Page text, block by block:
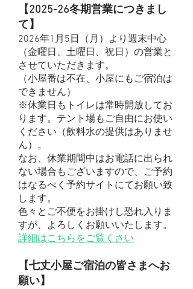
【2025-26冬期営業につきまし
て】
2026年1月5日（月）より週末中心
（金曜日、土曜日、祝日）の営業と
させていただきます。
（小屋番は不在、小屋にもご宿泊は
できません）
​※休業日もトイレは常時開放してお
ります。テント場もご自由にお使い
ください（飲料水の提供はありませ
ん）。
なお、休業期間中はお電話に出られ
ない場合もございますので、ご予約
はなるべく予約サイトにてお願い致
します。
色々とご不便をお掛けし恐れ入りま
すが、よろしくお願いいたします。
​詳細はこちらをご覧くさい
【七丈小屋ご宿泊の皆さまへお
願い】